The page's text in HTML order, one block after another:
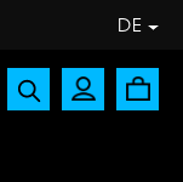
DE